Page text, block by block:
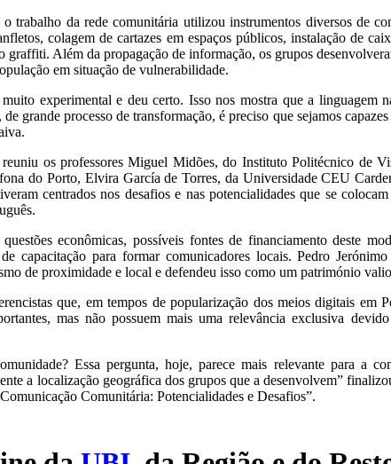
trabalho da rede comunitária utilizou instrumentos diversos de
colagem de cartazes em espaços públicos, instalação de
graffiti. Além da propagação de informação, os grupos
em situação de vulnerabilidade.
experimental e deu certo. Isso nos mostra que a linguagem
grande processo de transformação, é preciso que sejamos
os professores Miguel Midões, do Instituto Politécnico de
do Porto, Elvira García de Torres, da Universidade CEU
centrados nos desafios e nas potencialidades que se
econômicas, possíveis fontes de financiamento deste
capacitação para formar comunicadores locais. Pedro
de proximidade e local e defendeu isso como um património
que, em tempos de popularização dos meios digitais em
mas não possuem mais uma relevância exclusiva
Essa pergunta, hoje, parece mais relevante para a
a localização geográfica dos grupos que a desenvolvem”
Comunitária: Potencialidades e Desafios”.